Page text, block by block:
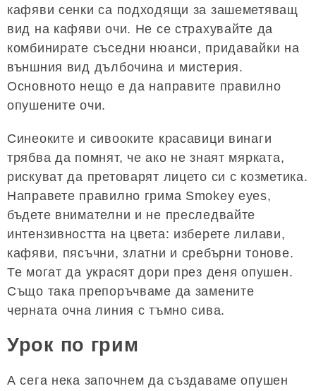
кафяви сенки са подходящи за зашеметяващ
вид на кафяви очи. Не се страхувайте да
комбинирате съседни нюанси, придавайки на
външния вид дълбочина и мистерия.
Основното нещо е да направите правилно
опушените очи.
Синеоките и сивооките красавици винаги
трябва да помнят, че ако не знаят мярката,
рискуват да претоварят лицето си с козметика.
Направете правилно грима Smokey eyes,
бъдете внимателни и не преследвайте
интензивността на цвета: изберете лилави,
кафяви, пясъчни, златни и сребърни тонове.
Те могат да украсят дори през деня опушен.
Също така препоръчваме да замените
черната очна линия с тъмно сива.
Урок по грим
А сега нека започнем да създаваме опушен